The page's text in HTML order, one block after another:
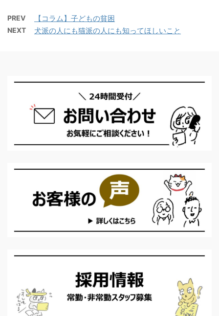
PREV 【コラム】子どもの貧困
NEXT 犬派の人にも猫派の人にも知ってほしいこと